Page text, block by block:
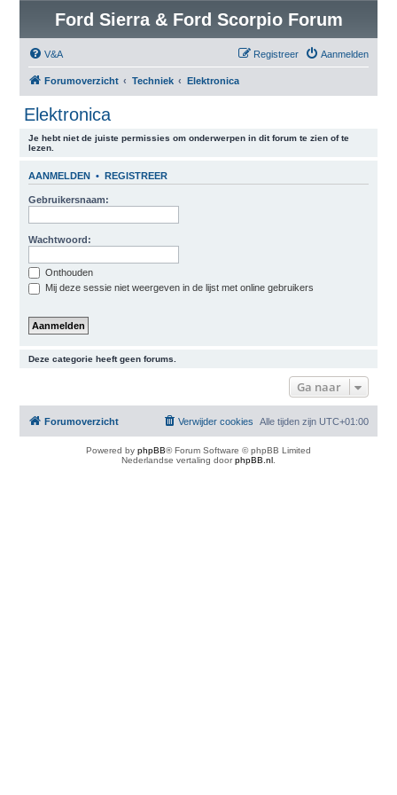
Ford Sierra & Ford Scorpio Forum
V&A Aanmelden
Registreer
Forumoverzicht Techniek Elektronica
Elektronica
Je hebt niet de juiste permissies om onderwerpen in dit forum te zien of te
lezen.
AANMELDEN • REGISTREER
Gebruikersnaam:
Wachtwoord:
Onthouden
Mij deze sessie niet weergeven in de lijst met online gebruikers
Deze categorie heeft geen forums.
Ga naar
Forumoverzicht Alle tijden zijn UTC+01:00
Verwijder cookies
Powered by phpBB® Forum Software © phpBB Limited
Nederlandse vertaling doorphpBB.nl